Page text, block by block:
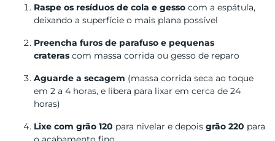
Raspe os resíduos de cola e gessocom a espátula,
deixando a superfície o mais plana possível
Preencha furos de parafuso e pequenas
craterascom massa corrida ou gesso de reparo
Aguarde a secagem (massa corrida seca ao toque
em 2 a 4 horas, e libera para lixar em cerca de 24
horas)
Lixe com grão 120 para nivelar e depois grão 220 para